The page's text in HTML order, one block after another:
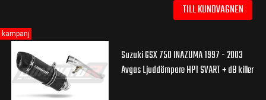
TILL KUNDVAGNEN
Suzuki GSX 750 INAZUMA 1997 - 2003
Avgas Ljuddämpare HP1 SVART + dB killer
kampanj